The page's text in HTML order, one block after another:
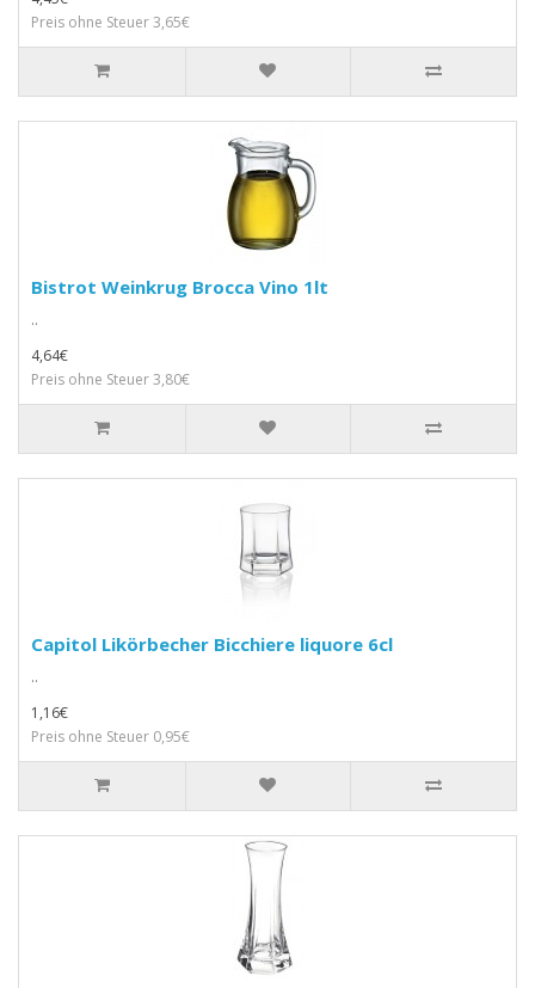
Preis ohne Steuer 3,65€
Bistrot Weinkrug Brocca Vino 1lt
..
4,64€
Preis ohne Steuer 3,80€
Capitol Likörbecher Bicchiere liquore 6cl
..
1,16€
Preis ohne Steuer 0,95€